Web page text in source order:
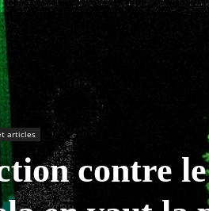
articles
contre